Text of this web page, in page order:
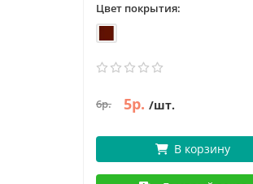
Цвет покрытия:
6р. 5р. /шт.
В корзину